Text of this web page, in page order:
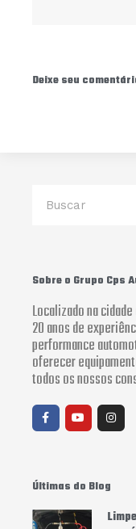
Deixe seu
Sobre o Grupo Cps
Localizado na
20 anos de
performance
oferecer
todos os nossos
F
a
c
k
f
Y
o
u
I
n
s
a
Últimas do Blog